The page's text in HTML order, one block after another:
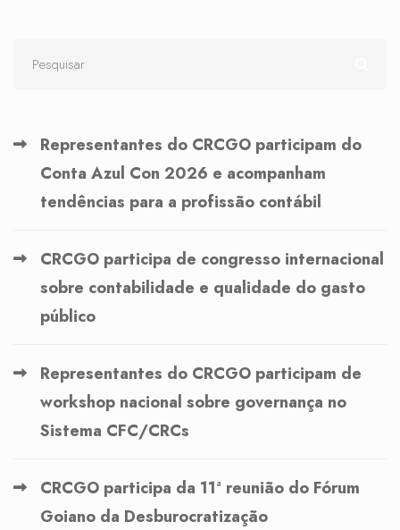
Representantes do CRCGO participam do
Conta Azul Con 2026 e acompanham
tendências para a profissão contábil
CRCGO participa de congresso internacional
sobre contabilidade e qualidade do gasto
público
Representantes do CRCGO participam de
workshop nacional sobre governança no
Sistema CFC/CRCs
CRCGO participa da 11ª reunião do Fórum
Goiano da Desburocratização